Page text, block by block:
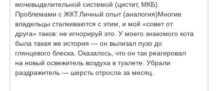
мочевыделительной системой (цистит, МКБ). ​
Проблемами с ЖКТ. ​Личный опыт (аналогия) ​Многие
владельцы сталкиваются с этим, и мой «совет от
друга» таков: не игнорируй это. У моего знакомого кота
была такая же история — он вылизал пузо до
глянцевого блеска. Оказалось, что он так реагировал
на новый освежитель воздуха в туалете. Убрали
раздражитель — шерсть отросла за месяц.